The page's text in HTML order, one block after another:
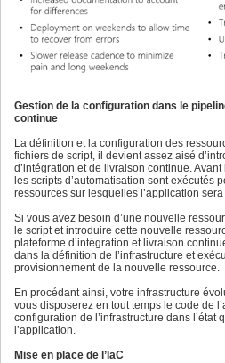
Gestion de la configuration dans le
continue
La définition et la configuration des
fichiers de script, il devient assez aisé
d’intégration et de livraison continue.
les scripts d’automatisation sont exécutés
ressources sur lesquelles l’application
Si vous avez besoin d’une nouvelle
le script et introduire cette nouvelle
plateforme d’intégration et livraison
dans la définition de l’infrastructure et
provisionnement de la nouvelle ressource.
En procédant ainsi, votre infrastructure
vous disposerez en tout temps le code de
configuration de l’infrastructure dans l’état
l’application.
Mise en place de l’IaC